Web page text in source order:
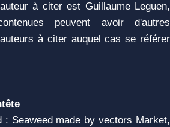
à citer est Guillaume Leguen,
peuvent avoir d'autres
à citer auquel cas se référer
: Seaweed made by vectors Market,